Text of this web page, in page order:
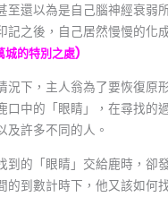
至還以為是自己腦神經衰弱
記之後，自己居然慢慢的化
城的特別之處)
況下，主人翁為了要恢復原
口中的「眼睛」，在尋找的
及許多不同的人。
到的「眼睛」交給鹿時，卻
的到數計時下，他又該如何